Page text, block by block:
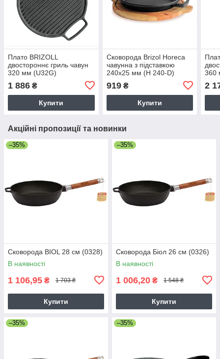
Плато BRIZOLL
двостороннє гриль чавун
320 мм (U32G)
1 886 ₴
Купити
Сковорода Brizol Horeca
чавунна з підставкою
240х25 мм (H 240-D)
919₴
Купити
360
2
Акційні пропозиції та новинки
–35%
Сковорода BIOL 28 см (0328)
В наявності
1 106,95 ₴ 1 703 ₴
Купити
–35%
Сковорода Біол 26 см (0326)
В наявності
1 006,20 ₴ 1 548 ₴
Купити
–35% –35%